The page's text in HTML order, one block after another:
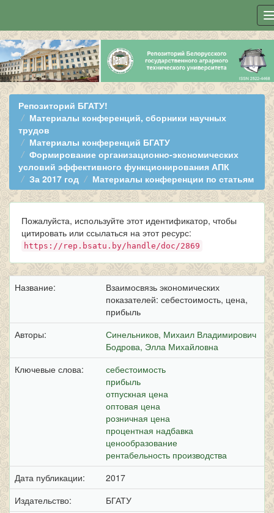
Skip
navigation
Репозиторий БГАТУ!
Материалы конференций, сборники научных
трудов
Материалы конференций БГАТУ
Формирование организационно-экономических
условий эффективного функционирования АПК
За 2017 год
Материалы конференции по статьям
Пожалуйста, используйте этот идентификатор, чтобы
цитировать или ссылаться на этот ресурс:
https://rep.bsatu.by/handle/doc/2869
Название:
Взаимосвязь экономических
показателей: себестоимость, цена,
прибыль
Авторы:
Синельников, Михаил Владимирович
Бодрова, Элла Михайловна
Ключевые слова:
себестоимость
прибыль
отпускная цена
оптовая цена
розничная цена
процентная надбавка
ценообразование
рентабельность производства
Дата публикации:
2017
Издательство:
БГАТУ